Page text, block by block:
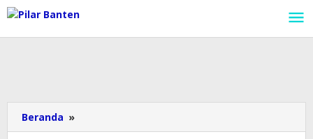
Lewati
ke
konten
Beranda »
di